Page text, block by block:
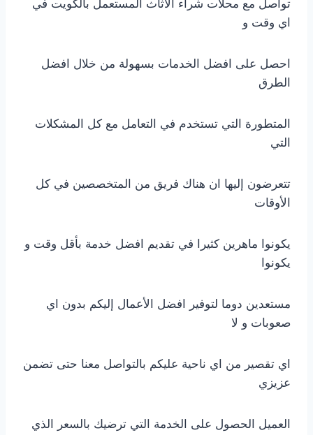
تواصل مع محلات شراء الاثاث المستعمل بالكويت في
اي وقت و
احصل على افضل الخدمات بسهولة من خلال افضل
الطرق
المتطورة التي تستخدم في التعامل مع كل المشكلات
التي
تتعرضون إليها ان هناك فريق من المتخصصين في كل
الأوقات
يكونوا ماهرين كثيرا في تقديم افضل خدمة بأقل وقت و
يكونوا
مستعدين دوما لتوفير افضل الأعمال إليكم بدون اي
صعوبات و لا
اي تقصير من اي ناحية عليكم بالتواصل معنا حتى تضمن
عزيزي
العميل الحصول على الخدمة التي ترضيك بالسعر الذي